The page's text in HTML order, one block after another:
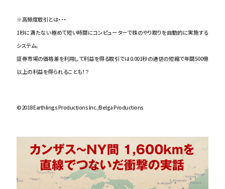
※高頻度取引とは・・・
1秒に満たない極めて短い時間にコンピューターで株のやり取りを自動的に実施する
システム。
証券市場の価格差を利用して利益を得る取引では0.001秒の通信の短縮で年間500億
以上の利益を得られることも！？
©2018 Earthlings Productions Inc./Belga Productions